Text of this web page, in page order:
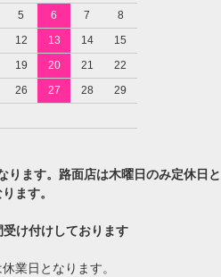
5 6 7
8
12 13 14
15
19 20 21
22
26 27 28
29
ります。路面店は木曜日のみ定休日と
ます。
け付けしております
業日となります。